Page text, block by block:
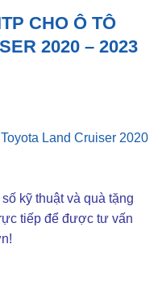
CHO Ô TÔ
2020 – 2023
kỹ thuật và quà tặng
tiếp để được tư vấn